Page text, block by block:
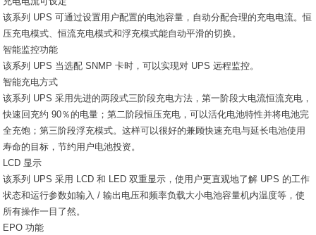
该系列 UPS 可通过设置用户配置的电池容量，自动分配合理的充电电流。恒
压充电模式、恒流充电模式和浮充模式能自动平滑的切换。
智能监控功能
该系列 UPS 当选配 SNMP 卡时，可以实现对 UPS 远程监控。
智能充电方式
该系列 UPS 采用先进的两段式三阶段充电方法，第一阶段大电流恒流充电，
快速回充约 90％的电量；第二阶段恒压充电，可以活化电池特性并将电池完
全充饱；第三阶段浮充模式。这样可以很好的兼顾快速充电与延长电池使用
寿命的目标，节约用户电池投资。
LCD 显示
该系列 UPS 采用 LCD 和 LED 双重显示，使用户更直观地了解 UPS 的工作
状态和运行参数如输入 / 输出电压和频率负载大小电池容量机内温度等，使
所有操作一目了然。
EPO 功能